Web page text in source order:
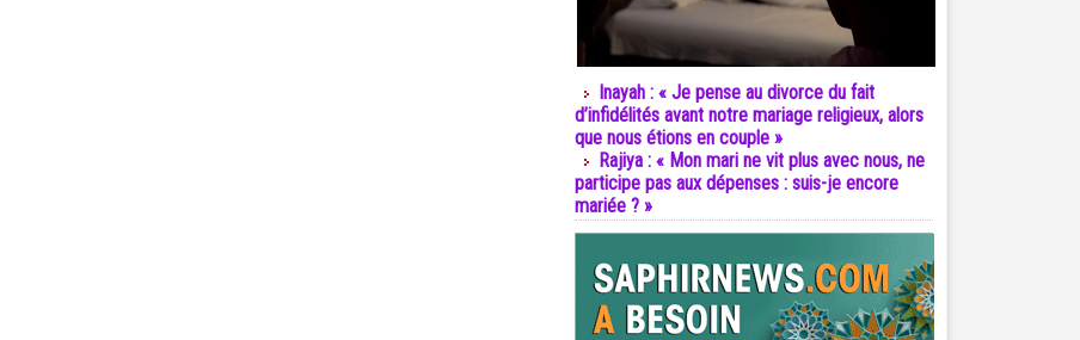
Inayah : « Je pense au divorce du fait
d’infidélités avant notre mariage religieux, alors
que nous étions en couple »
Rajiya : « Mon mari ne vit plus avec nous, ne
participe pas aux dépenses : suis-je encore
mariée ? »